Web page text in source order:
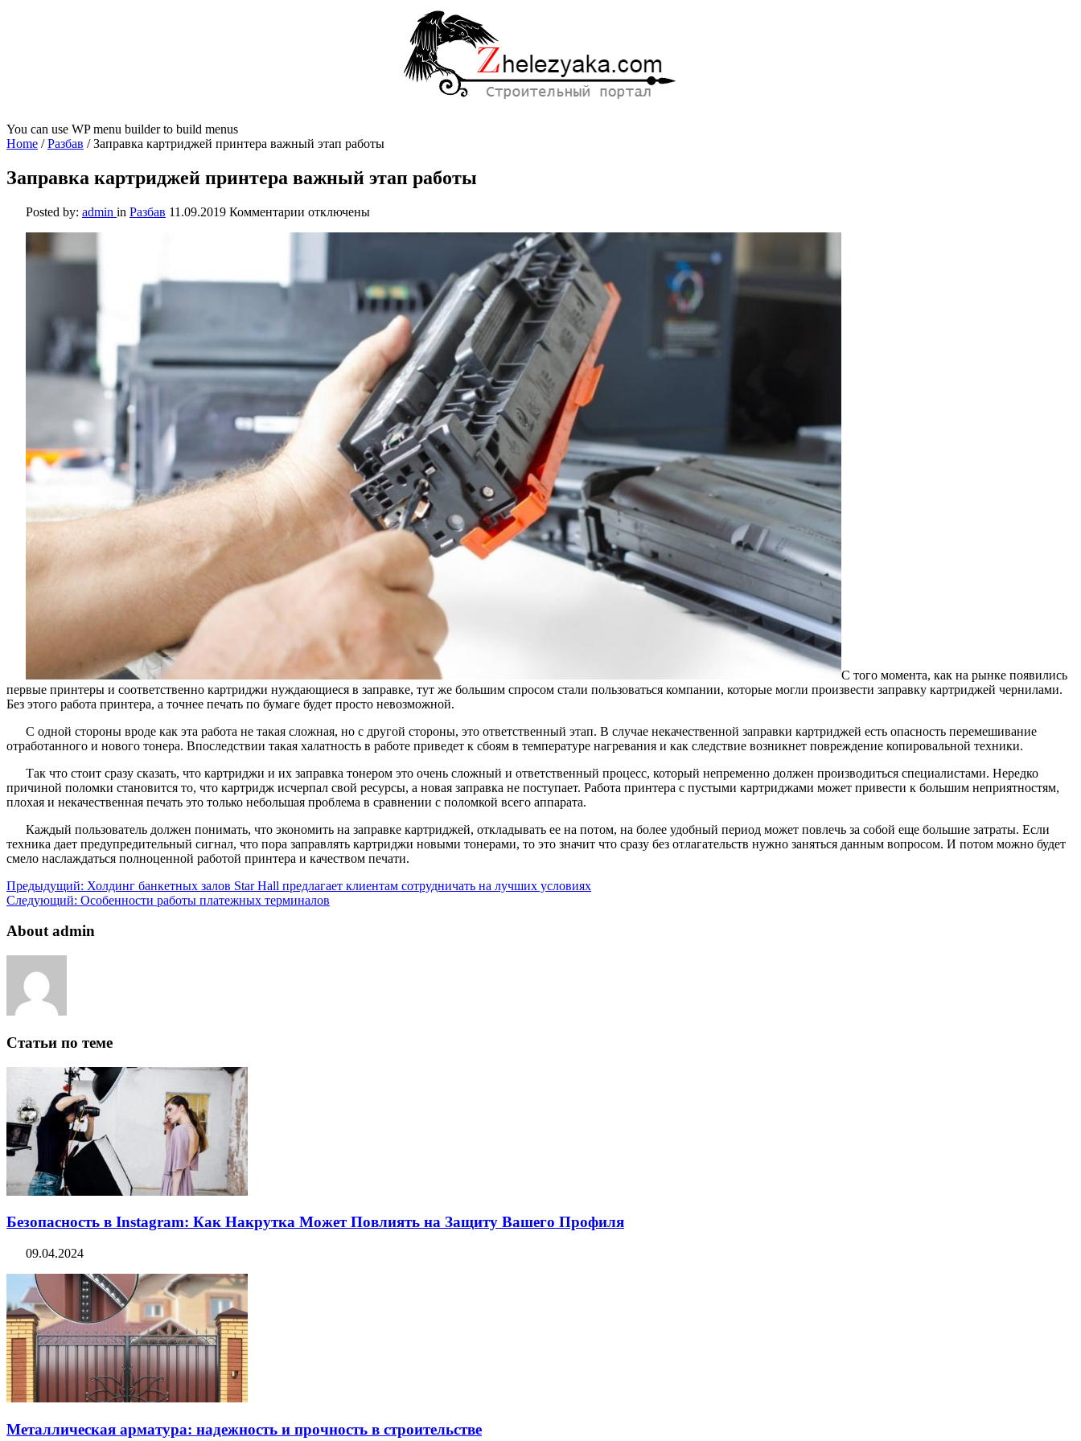
You can use WP menu builder to build menus
Home /Разбав /Заправка картриджей принтера важный этап работы
Заправка картриджей принтера важный этап работы
Posted by: admin in Разбав 11.09.2019 Комментарии
к
важный
отключены
С того момента, как на рынке появились
первые принтеры и соответственно картриджи нуждающиеся в заправке, тут же большим спросом стали пользоваться компании, которые могли произвести заправку картриджей чернилами.
Без этого работа принтера, а точнее печать по бумаге будет просто невозможной.
С одной стороны вроде как эта работа не такая сложная, но с другой стороны, это ответственный этап. В случае некачественной заправки картриджей есть опасность перемешивание
отработанного и нового тонера. Впоследствии такая халатность в работе приведет к сбоям в температуре нагревания и как следствие возникнет повреждение копировальной техники.
Так что стоит сразу сказать, что картриджи и их заправка тонером это очень сложный и ответственный процесс, который непременно должен производиться специалистами. Нередко
причиной поломки становится то, что картридж исчерпал свой ресурсы, а новая заправка не поступает. Работа принтера с пустыми картриджами может привести к большим неприятностям,
плохая и некачественная печать это только небольшая проблема в сравнении с поломкой всего аппарата.
Каждый пользователь должен понимать, что экономить на заправке картриджей, откладывать ее на потом, на более удобный период может повлечь за собой еще большие затраты. Если
техника дает предупредительный сигнал, что пора заправлять картриджи новыми тонерами, то это значит что сразу без отлагательств нужно заняться данным вопросом. И потом можно будет
смело наслаждаться полноценной работой принтера и качеством печати.
Предыдущий: Холдинг банкетных залов Star Hall предлагает клиентам сотрудничать на лучших условиях
Следующий: Особенности работы платежных терминалов
About admin
Статьи по теме
Безопасность в Instagram: Как Накрутка Может Повлиять на Защиту Вашего Профиля
09.04.2024
Металлическая арматура: надежность и прочность в строительстве